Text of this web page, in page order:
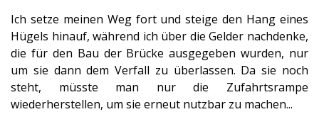
Ich setze meinen Weg fort und steige den Hang eines
Hügels hinauf, während ich über die Gelder nachdenke,
die für den Bau der Brücke ausgegeben wurden, nur
um sie dann dem Verfall zu überlassen. Da sie noch
steht, müsste man nur die Zufahrtsrampe
wiederherstellen, um sie erneut nutzbar zu machen...